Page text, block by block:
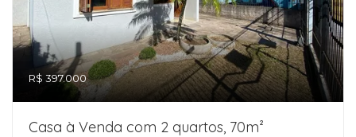
R$ 397.000
Casa à Venda com 2 quartos, 70m²